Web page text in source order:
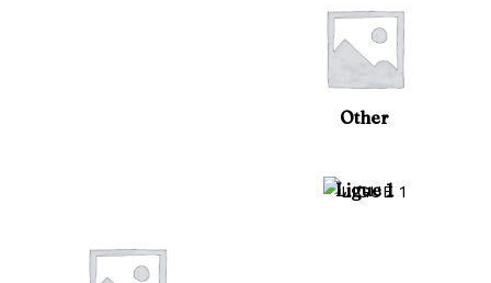
Other
Ligue 1